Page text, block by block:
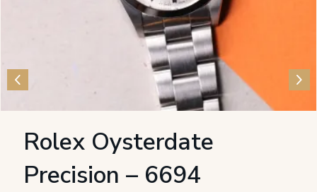
Rolex Oysterdate
Precision – 6694